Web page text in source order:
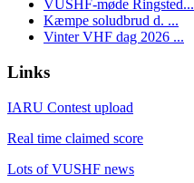
VUSHF-møde Ringsted...
Kæmpe soludbrud d. ...
Vinter VHF dag 2026 ...
Links
IARU Contest upload
Real time claimed score
Lots of VUSHF news